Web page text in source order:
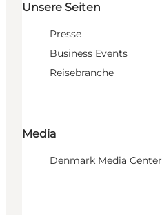
Unsere Seiten
Presse
Business Events
Reisebranche
Media
Denmark Media Center